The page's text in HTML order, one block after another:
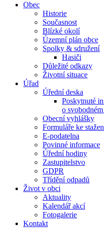
Obec
Historie
Současnost
Blízké okolí
Územní plán obce
Spolky & sdružení
Hasiči
Důležité odkazy
Životní situace
Úřad
Úřední deska
Poskytnuté
o
Obecní vyhlášky
Formuláře ke
E-podatelna
Povinné informace
Úřední hodiny
Zastupitelstvo
GDPR
Třídění odpadů
Život v obci
Aktuality
Kalendář akcí
Fotogalerie
Kontakt